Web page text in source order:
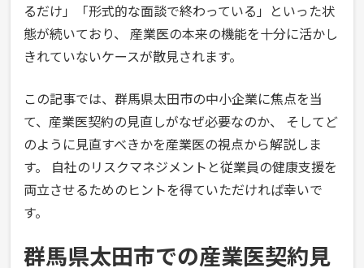
るだけ」「形式的な面談で終わっている」といった状
態が続いており、 産業医の本来の機能を十分に活かし
きれていないケースが散見されます。
この記事では、群馬県太田市の中小企業に焦点を当
て、産業医契約の見直しがなぜ必要なのか、 そしてど
のように見直すべきかを産業医の視点から解説しま
す。 自社のリスクマネジメントと従業員の健康支援を
両立させるためのヒントを得ていただければ幸いで
す。
群馬県太田市での産業医契約見